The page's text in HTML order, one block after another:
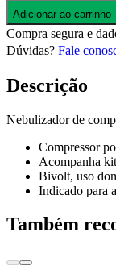
Adicionar ao carrinho
Compra segura e
Dúvidas? Fale
Descrição
Nebulizador de
Compressor
Acompanha
Bivolt, uso
Indicado para
Também